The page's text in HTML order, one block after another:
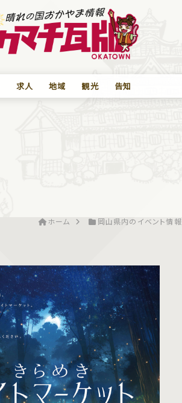
求人 地域 観光 告知
ホーム 岡山県内のイベント情報